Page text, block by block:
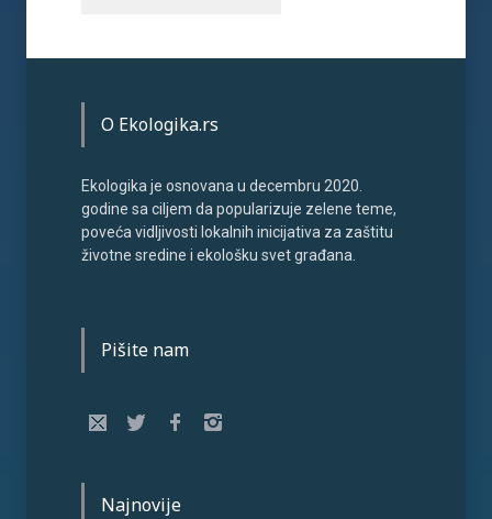
O Ekologika.rs
Ekologika je osnovana u decembru 2020.
godine sa ciljem da popularizuje zelene teme,
poveća vidljivosti lokalnih inicijativa za zaštitu
životne sredine i ekološku svet građana.
Pišite nam
Najnovije